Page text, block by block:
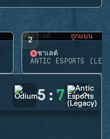
2 ถูกแบน
ชาเลต์
ANTIC ESPORTS
5 : 7